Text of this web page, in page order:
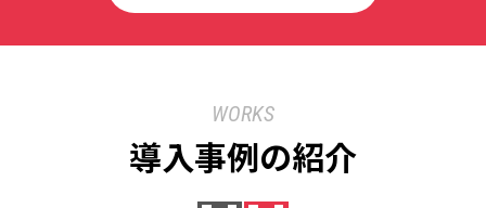
WORKS
導入事例の紹介